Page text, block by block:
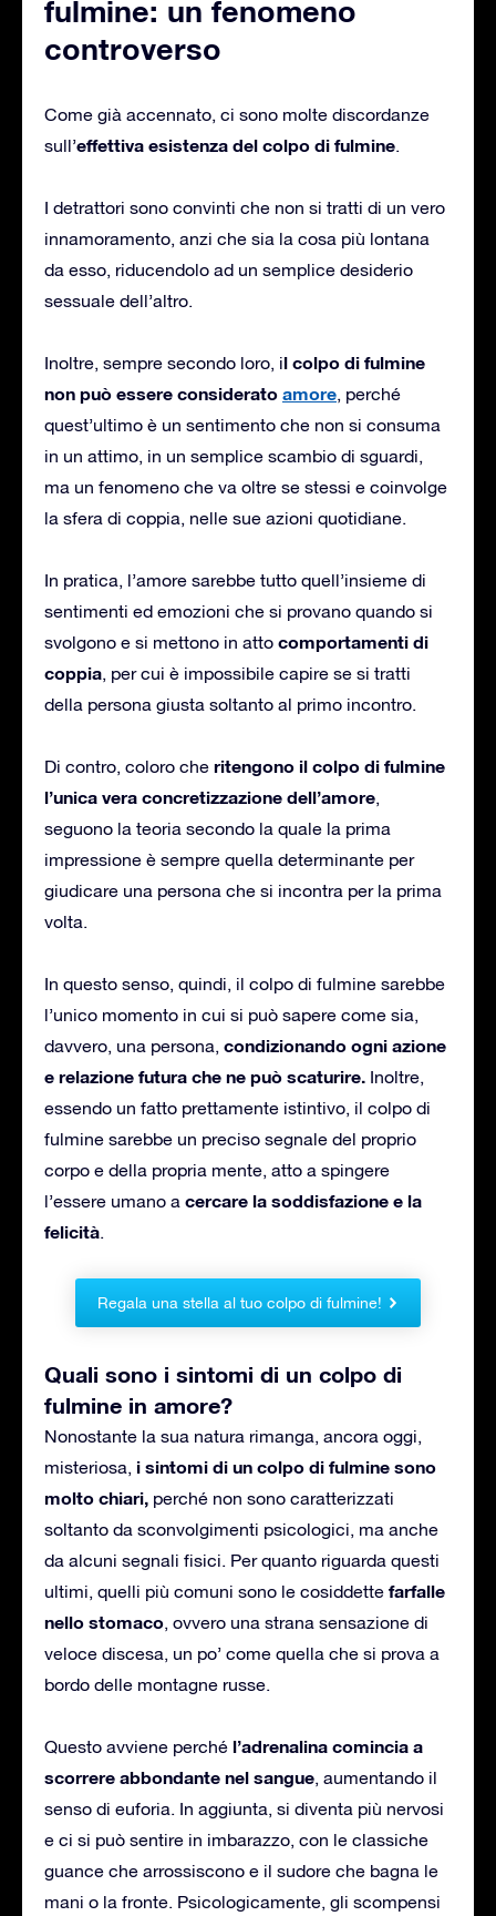
fulmine: un fenomeno
controverso
Come già accennato, ci sono molte discordanze
sull’effettiva esistenza del colpo di fulmine.
I detrattori sono convinti che non si tratti di un vero
innamoramento, anzi che sia la cosa più lontana
da esso, riducendolo ad un semplice desiderio
sessuale dell’altro.
Inoltre, sempre secondo loro, il colpo di fulmine
non può essere considerato amore, perché
quest’ultimo è un sentimento che non si consuma
in un attimo, in un semplice scambio di sguardi,
ma un fenomeno che va oltre se stessi e coinvolge
la sfera di coppia, nelle sue azioni quotidiane.
In pratica, l’amore sarebbe tutto quell’insieme di
sentimenti ed emozioni che si provano quando si
svolgono e si mettono in atto comportamenti di
coppia, per cui è impossibile capire se si tratti
della persona giusta soltanto al primo incontro.
Di contro, coloro che ritengono il colpo di fulmine
l’unica vera concretizzazione dell’amore,
seguono la teoria secondo la quale la prima
impressione è sempre quella determinante per
giudicare una persona che si incontra per la prima
volta.
In questo senso, quindi, il colpo di fulmine sarebbe
l’unico momento in cui si può sapere come sia,
davvero, una persona, condizionando ogni azione
e relazione futura che ne può scaturire. Inoltre,
essendo un fatto prettamente istintivo, il colpo di
fulmine sarebbe un preciso segnale del proprio
corpo e della propria mente, atto a spingere
l’essere umano a cercare la soddisfazione e la
felicità.
Regala una stella al tuo colpo di fulmine!
Quali sono i sintomi di un colpo di
fulmine in amore?
Nonostante la sua natura rimanga, ancora oggi,
misteriosa, i sintomi di un colpo di fulmine sono
molto chiari, perché non sono caratterizzati
soltanto da sconvolgimenti psicologici, ma anche
da alcuni segnali fisici. Per quanto riguarda questi
ultimi, quelli più comuni sono le cosiddette farfalle
nello stomaco, ovvero una strana sensazione di
veloce discesa, un po’ come quella che si prova a
bordo delle montagne russe.
Questo avviene perché l’adrenalina comincia a
scorrere abbondante nel sangue, aumentando il
senso di euforia. In aggiunta, si diventa più nervosi
e ci si può sentire in imbarazzo, con le classiche
guance che arrossiscono e il sudore che bagna le
mani o la fronte. Psicologicamente, gli scompensi